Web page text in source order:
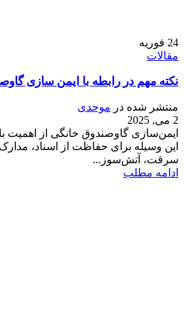
24 فوریه
مقالات
نکته مهم در رابطه با ایمن سازی
منتشر شده در موحدی
2 می, 2025
ایمن‌سازی گاوصندوق خانگی از اهمیت
این وسیله برای حفاظت از اسناد،
سرقت، آتش‌سوز...
ادامه مطلب